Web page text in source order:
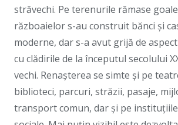
străvechi. Pe terenurile rămase
războaielor s-au construit bănci și
moderne, dar s-a avut grijă de
cu clădirile de la începutul secolului
vechi. Renașterea se simte și pe
biblioteci, parcuri, străzii, pasaje,
transport comun, dar și pe